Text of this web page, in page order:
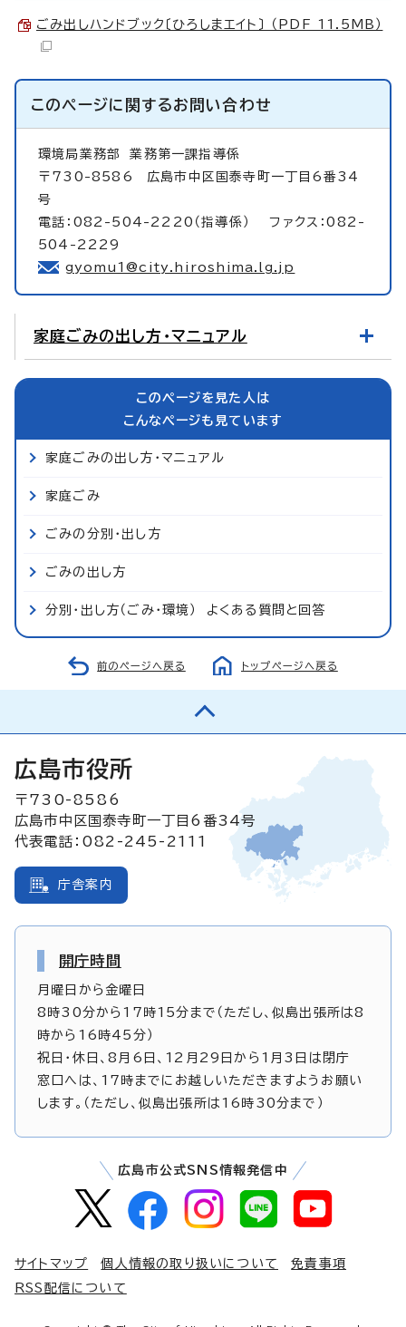
ごみ出しハンドブック〔ひろしまエイト〕 （PDF 11.5MB）
このページに関するお問い合わせ
環境局業務部業務第一課指導係
〒730-8586 広島市中区国泰寺町一丁目6番34
号
電話：082-504-2220（指導係） ファクス：082-
504-2229
gyomu1@city.hiroshima.lg.jp
家庭ごみの出し方・マニュアル
このページを見た人は
こんなページも見ています
家庭ごみの出し方・マニュアル
家庭ごみ
ごみの分別・出し方
ごみの出し方
分別・出し方（ごみ・環境） よくある質問と回答
前のページへ戻る トップページへ戻る
広島市役所
〒730-8586
広島市中区国泰寺町一丁目6番34号
代表電話：082-245-2111
庁舎案内
開庁時間
月曜日から金曜日
8時30分から17時15分まで（ただし、似島出張所は8
時から16時45分）
祝日・休日、8月6日、12月29日から1月3日は閉庁
窓口へは、17時までにお越しいただきますようお願い
します。（ただし、似島出張所は16時30分まで）
広島市公式SNS情報発信中
サイトマップ 個人情報の取り扱いについて
免責事項
RSS配信について